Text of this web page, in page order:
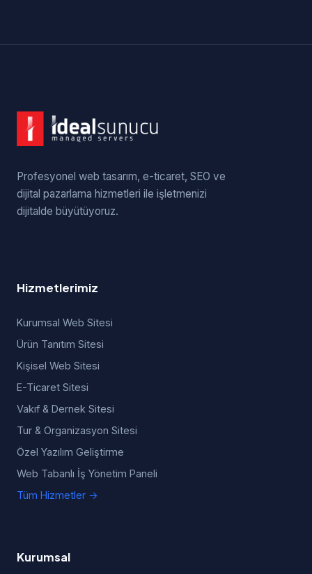
Profesyonel web tasarım, e-ticaret, SEO ve
dijital pazarlama hizmetleri ile işletmenizi
dijitalde büyütüyoruz.
Hizmetlerimiz
Kurumsal Web Sitesi
Ürün Tanıtım Sitesi
Kişisel Web Sitesi
E-Ticaret Sitesi
Vakıf & Dernek Sitesi
Tur & Organizasyon Sitesi
Özel Yazılım Geliştirme
Web Tabanlı İş Yönetim Paneli
Tüm Hizmetler →
Kurumsal